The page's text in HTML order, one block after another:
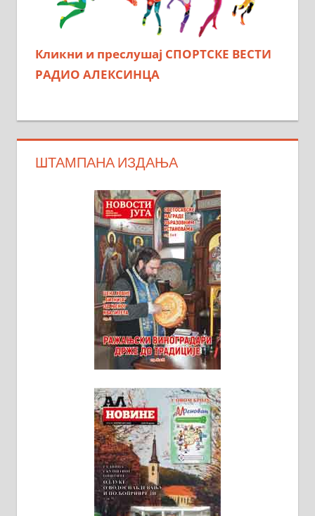
Кликни и преслушај СПОРТСКЕ ВЕСТИ
РАДИО АЛЕКСИНЦА
ШТАМПАНА ИЗДАЊА